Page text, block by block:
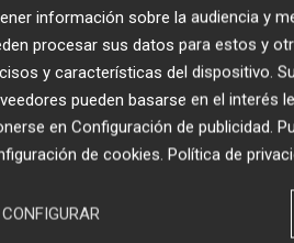
de Suiza a Credit Suisse
instancia solo le dio al
el riesgo sistémico podía
del sector que son buenos... al
problemas de calidad
liquidez ilimitada y ofrecer
información sobre la audiencia y
procesar sus datos para estos y
y características del dispositivo.
pueden basarse en el interés
en Configuración de publicidad.
de cookies. Política de
CONFIGURAR